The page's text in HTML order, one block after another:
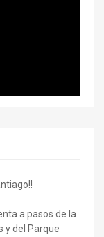
a pasos de la
y del Parque